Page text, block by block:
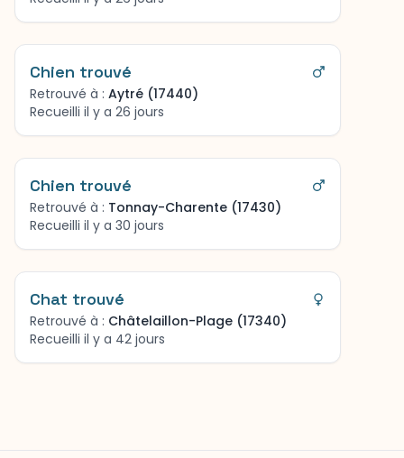
Chien trouvé
Retrouvé à : Aytré (17440)
Recueilli il y a 26 jours
Chien trouvé
Retrouvé à : Tonnay-Charente (17430)
Recueilli il y a 30 jours
Chat trouvé
Retrouvé à : Châtelaillon-Plage (17340)
Recueilli il y a 42 jours